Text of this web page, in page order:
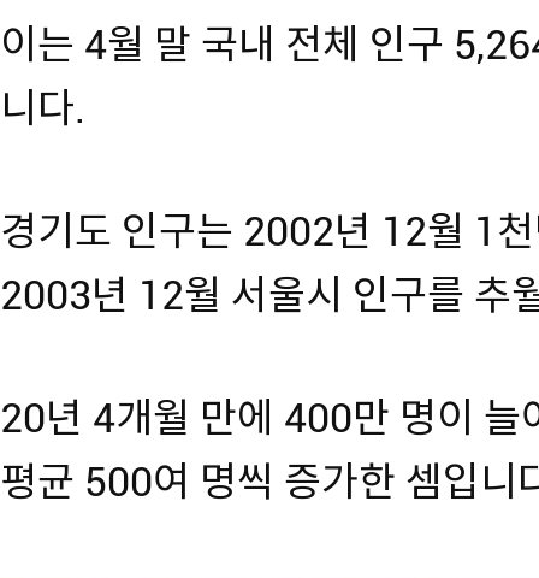
이는 4월 말 국내 전체 인구
니다.
경기도 인구는 2002년 12월 1
2003년 12월 서울시 인구를 추
20년 4개월 만에 400만 명이 늘
평균 500여 명씩 증가한 셈입니